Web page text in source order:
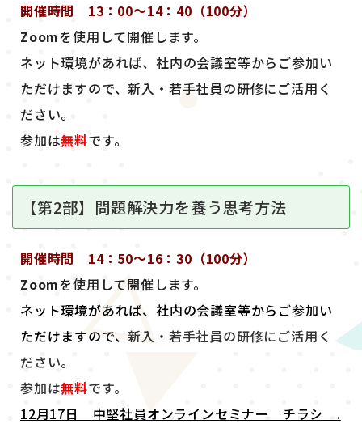
開催時間 13：00～14：40（100分）
Zoomを使用して開催します。
ネット環境があれば、社内の会議室等からご参加い
ただけますので、新入・若手社員の研修にご活用く
ださい。
参加は無料です。
【第2部】問題解決力を養う思考方法
開催時間 14：50～16：30（100分）
Zoomを使用して開催します。
ネット環境があれば、社内の会議室等からご参加い
ただけますので、新入・若手社員の研修にご活用く
ださい。
参加は無料です。
12月17日 中堅社員オンラインセミナー チラシ .